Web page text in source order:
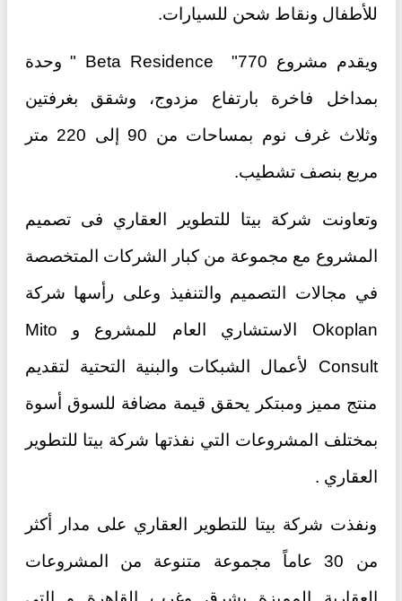
للأطفال ونقاط شحن للسيارات.
ويقدم مشروع Beta Residence "770 " وحدة
بمداخل فاخرة بارتفاع مزدوج، وشقق بغرفتين
وثلاث غرف نوم بمساحات من 90 إلى 220 متر
مربع بنصف تشطيب.
وتعاونت شركة بيتا للتطوير العقاري فى تصميم
المشروع مع مجموعة من كبار الشركات المتخصصة
في مجالات التصميم والتنفيذ وعلى رأسها شركة
Okoplan الاستشاري العام للمشروع و Mito
Consult لأعمال الشبكات والبنية التحتية لتقديم
منتج مميز ومبتكر يحقق قيمة مضافة للسوق أسوة
بمختلف المشروعات التي نفذتها شركة بيتا للتطوير
العقاري .
ونفذت شركة بيتا للتطوير العقاري على مدار أكثر
من 30 عاماً مجموعة متنوعة من المشروعات